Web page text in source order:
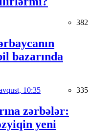
382
bazarında
10:35 335
zərbələr:
yeni